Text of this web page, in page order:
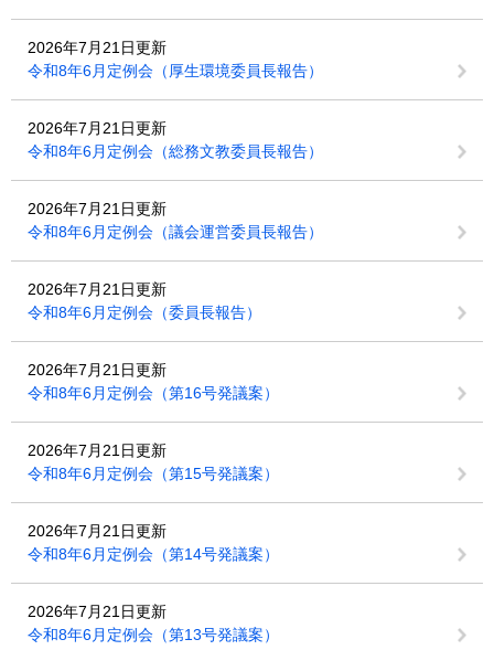
2026年7月21日更新
令和8年6月定例会（厚生環境委員長報告）
2026年7月21日更新
令和8年6月定例会（総務文教委員長報告）
2026年7月21日更新
令和8年6月定例会（議会運営委員長報告）
2026年7月21日更新
令和8年6月定例会（委員長報告）
2026年7月21日更新
令和8年6月定例会（第16号発議案）
2026年7月21日更新
令和8年6月定例会（第15号発議案）
2026年7月21日更新
令和8年6月定例会（第14号発議案）
2026年7月21日更新
令和8年6月定例会（第13号発議案）